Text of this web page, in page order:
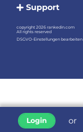
Login or
Support
copyright 2026 rankedin.com
All rights reserved
DSGVO-Einstellungen bearbeiten